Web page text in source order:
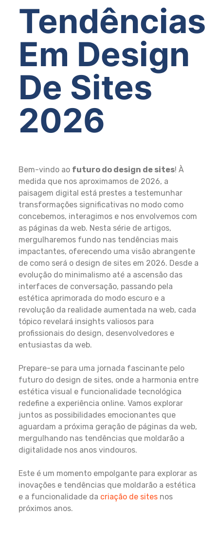
Tendências
Em Design
De Sites
2026
Bem-vindo ao futuro do design de sites! À
medida que nos aproximamos de 2026, a
paisagem digital está prestes a testemunhar
transformações significativas no modo como
concebemos, interagimos e nos envolvemos com
as páginas da web. Nesta série de artigos,
mergulharemos fundo nas tendências mais
impactantes, oferecendo uma visão abrangente
de como será o design de sites em 2026. Desde a
evolução do minimalismo até a ascensão das
interfaces de conversação, passando pela
estética aprimorada do modo escuro e a
revolução da realidade aumentada na web, cada
tópico revelará insights valiosos para
profissionais do design, desenvolvedores e
entusiastas da web.
Prepare-se para uma jornada fascinante pelo
futuro do design de sites, onde a harmonia entre
estética visual e funcionalidade tecnológica
redefine a experiência online. Vamos explorar
juntos as possibilidades emocionantes que
aguardam a próxima geração de páginas da web,
mergulhando nas tendências que moldarão a
digitalidade nos anos vindouros.
Este é um momento empolgante para explorar as
inovações e tendências que moldarão a estética
e a funcionalidade da criação de sites nos
próximos anos.